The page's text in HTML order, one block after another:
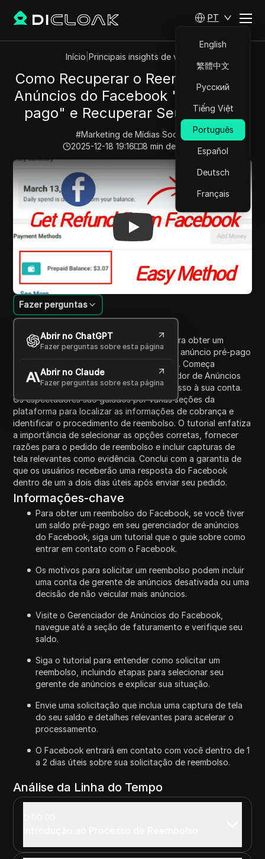
PT
English
繁體中文
Русский
Tiếng Việt
Português
Español
Deutsch
Français
Início Principais insights de vídeos
Como Recuperar o Reembolso dos
Anúncios do Facebook "Saldo Pré-
pago" e Recuperar Seu Dinheiro
#Marketing de Mídias Sociais
2025-12-18 19:16
8 min de leitura
Play Video:Como Recuperar o Reembolso dos
Introdução ao Conteúdo
Fazer perguntas
Abrir no ChatGPT
Fazer perguntas sobre esta página
Abrir no Claude
Fazer perguntas sobre esta página
Este vídeo tutorial descreve os passos para obter um
reembolso do Facebook para um saldo de anúncio pré-pago
no Gerenciador de Anúncios do Facebook. Começa
instruindo os usuários a visitar o Gerenciador de Anúncios
do Facebook, garantindo que tenham acesso à sua conta.
Os espectadores são guiados por várias seções da
plataforma para localizar as informações de cobrança e
identificar o procedimento de reembolso. O tutorial enfatiza
a importância de selecionar as opções corretas, fornecer
razões para o pedido de reembolso e incluir capturas de
tela relevantes como evidência. Conclui com a garantia de
que os usuários receberão uma resposta do Facebook
dentro de um a dois dias úteis após enviar seu pedido.
Informações-chave
Para obter um reembolso do Facebook, se você tiver
um saldo pré-pago em seu gerenciador de anúncios
do Facebook, siga um tutorial que o guie sobre como
entrar em contato com o Facebook.
Os motivos para solicitar um reembolso podem incluir
uma conta de gerente de anúncios desativada ou uma
decisão de não veicular mais anúncios.
Visite o Gerenciador de Anúncios do Facebook,
navegue até a seção de faturamento e verifique seu
saldo.
Siga o tutorial para entender como solicitar um
reembolso, incluindo etapas para selecionar seu
gerente de anúncios e explicar sua situação.
Envie uma solicitação que inclua uma captura de tela
do seu saldo e detalhes relevantes para acelerar o
processamento.
O Facebook entrará em contato com você dentro de 1
a 2 dias úteis sobre sua solicitação de reembolso.
Análise da Linha do Tempo